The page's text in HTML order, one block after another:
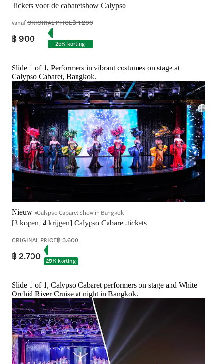
Tickets voor de cabaretshow Calypso
vanafORIGINAL PRICE฿ 1.200
฿ 900 25% korting
Slide 1 of 1, Performers in vibrant costumes on stage at
Calypso Cabaret, Bangkok.
[3 kopen, 4 krijgen] Calypso Cabaret-tickets
Nieuw Calypso Cabaret Show in Bangkok
ORIGINAL PRICE฿ 3.600
฿ 2.700 25% korting
Slide 1 of 1, Calypso Cabaret performers on stage and White
Orchid River Cruise at night in Bangkok.